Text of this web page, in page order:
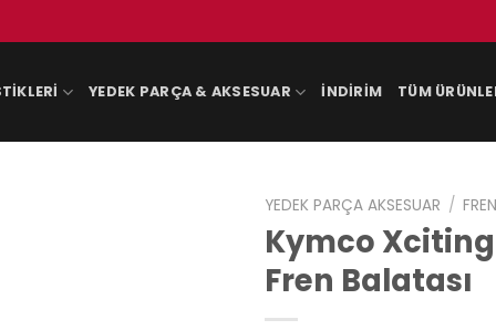
YEDEK PARÇA & AKSESUAR İNDIRIM TÜM
YEDEK PARÇA AKSESUAR /
Kymco Xciting
Fren Balatası